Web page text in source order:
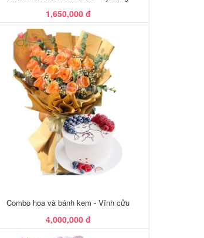
1,650,000 đ
Combo hoa và bánh kem - Vĩnh cửu
4,000,000 đ